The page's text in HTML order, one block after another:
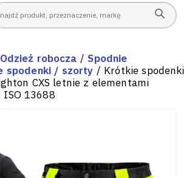
Odzież robocza / Spodnie
spodenki / szorty / Krótkie spodenki
CXS letnie z elementami
ISO 13688